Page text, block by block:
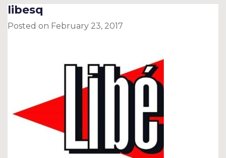
libesq
Posted on February 23, 2017